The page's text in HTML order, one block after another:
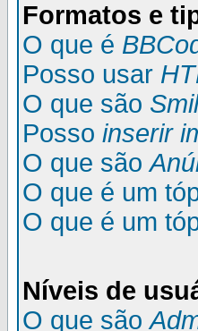
Formatos e
O que é
Posso usar
O que são
Posso inserir
O que são
O que é um
O que é um
Níveis de
O que são